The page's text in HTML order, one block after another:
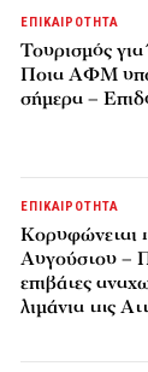
ΕΠΙΚΑΙΡΟΤΗΤΑ
Τουρισμός
Ποια ΑΦΜ
σήμερα –
ΕΠΙΚΑΙΡΟΤΗΤΑ
Κορυφώνεται
Αυγούστου –
επιβάτες
λιμάνια της